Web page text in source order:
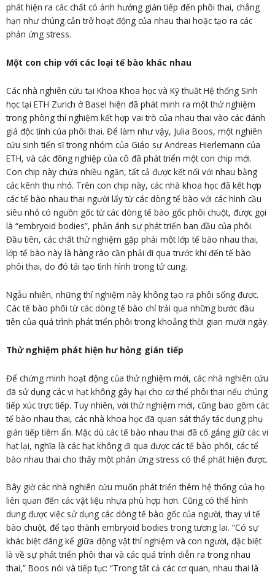
phát hiện ra các chất có ảnh hưởng gián tiếp đến phôi thai, chẳng
hạn như chúng cản trở hoạt động của nhau thai hoặc tạo ra các
phản ứng stress.
Một con chip với các loại tế bào khác nhau
Các nhà nghiên cứu tại Khoa Khoa học và Kỹ thuật Hệ thống Sinh
học tại ETH Zurich ở Basel hiện đã phát minh ra một thử nghiệm
trong phòng thí nghiệm kết hợp vai trò của nhau thai vào các đánh
giá độc tính của phôi thai. Để làm như vậy, Julia Boos, một nghiên
cứu sinh tiến sĩ trong nhóm của Giáo sư Andreas Hierlemann của
ETH, và các đồng nghiệp của cô đã phát triển một con chip mới.
Con chip này chứa nhiều ngăn, tất cả được kết nối với nhau bằng
các kênh thu nhỏ. Trên con chip này, các nhà khoa học đã kết hợp
các tế bào nhau thai người lấy từ các dòng tế bào với các hình cầu
siêu nhỏ có nguồn gốc từ các dòng tế bào gốc phôi chuột, được gọi
là “embryoid bodies”, phản ánh sự phát triển ban đầu của phôi.
Đầu tiên, các chất thử nghiệm gặp phải một lớp tế bào nhau thai,
lớp tế bào này là hàng rào cần phải đi qua trước khi đến tế bào
phôi thai, do đó tái tạo tình hình trong tử cung.
Ngẫu nhiên, những thí nghiệm này không tạo ra phôi sống được.
Các tế bào phôi từ các dòng tế bào chỉ trải qua những bước đầu
tiên của quá trình phát triển phôi trong khoảng thời gian mười ngày.
Thử nghiệm phát hiện hư hỏng gián tiếp
Để chứng minh hoạt động của thử nghiệm mới, các nhà nghiên cứu
đã sử dụng các vi hạt không gây hại cho cơ thể phôi thai nếu chúng
tiếp xúc trực tiếp. Tuy nhiên, với thử nghiệm mới, cũng bao gồm các
tế bào nhau thai, các nhà khoa học đã quan sát thấy tác dụng phụ
gián tiếp tiềm ẩn. Mặc dù các tế bào nhau thai đã cố gắng giữ các vi
hạt lại, nghĩa là các hạt không đi qua được các tế bào phôi, các tế
bào nhau thai cho thấy một phản ứng stress có thể phát hiện được.
Bây giờ các nhà nghiên cứu muốn phát triển thêm hệ thống của họ
liên quan đến các vật liệu nhựa phù hợp hơn. Cũng có thể hình
dung được việc sử dụng các dòng tế bào gốc của người, thay vì tế
bào chuột, để tạo thành embryoid bodies trong tương lai. “Có sự
khác biệt đáng kể giữa động vật thí nghiệm và con người, đặc biệt
là về sự phát triển phôi thai và các quá trình diễn ra trong nhau
thai,” Boos nói và tiếp tục: “Trong tất cả các cơ quan, nhau thai là